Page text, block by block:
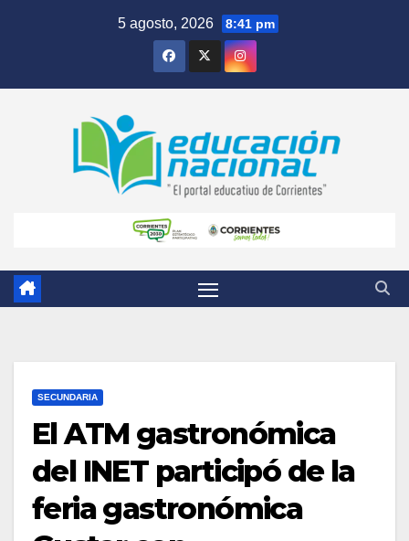
5 agosto, 2026 8:41 pm
SECUNDARIA
El ATM gastronómica
del INET participó de la
feria gastronómica